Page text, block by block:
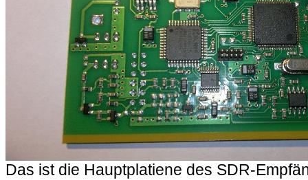
Das ist die Hauptplatiene des SDR-